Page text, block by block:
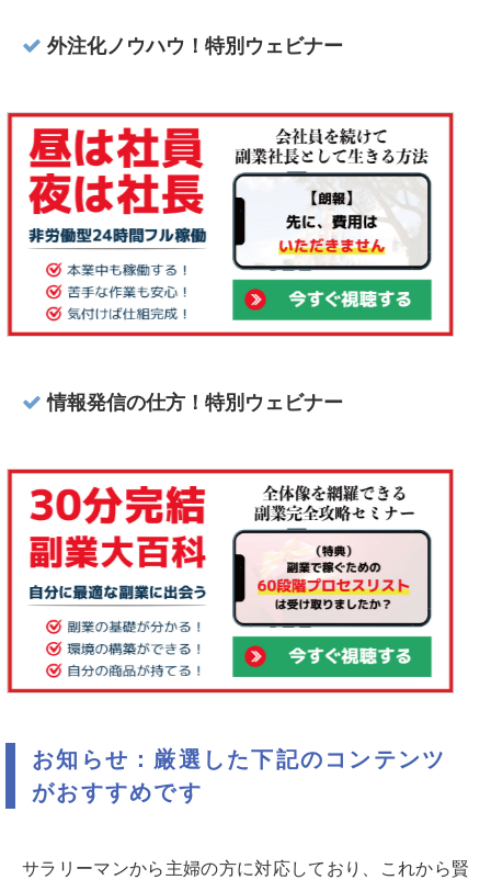
外注化ノウハウ！特別ウェビナー
情報発信の仕方！特別ウェビナー
お知らせ：厳選した下記のコンテンツ
がおすすめです
サラリーマンから主婦の方に対応しており、これから賢